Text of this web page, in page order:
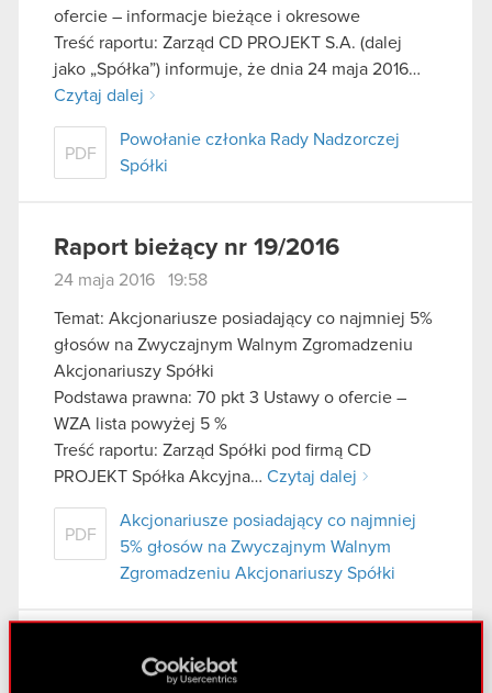
ofercie – informacje bieżące i okresowe
Treść raportu: Zarząd CD PROJEKT S.A. (dalej
jako „Spółka”) informuje, że dnia 24 maja 2016…
Czytaj dalej
PDF
Powołanie członka Rady Nadzorczej
Spółki
Raport bieżący nr 19/2016
24 maja 2016 19:58
Temat: Akcjonariusze posiadający co najmniej 5%
głosów na Zwyczajnym Walnym Zgromadzeniu
Akcjonariuszy Spółki
Podstawa prawna: 70 pkt 3 Ustawy o ofercie –
WZA lista powyżej 5 %
Treść raportu: Zarząd Spółki pod firmą CD
PROJEKT Spółka Akcyjna… Czytaj dalej
PDF
Akcjonariusze posiadający co najmniej
5% głosów na Zwyczajnym Walnym
Zgromadzeniu Akcjonariuszy Spółki
Raport bieżący nr 18/2016
24 maja 2016 19:56